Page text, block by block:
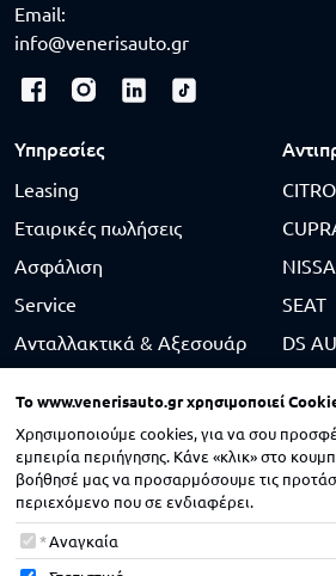
Email:
info@venerisauto.gr
Υπηρεσίες
Leasing
Εταιρικές πωλήσεις
Ασφάλιση
Service
Ανταλλακτικά & Αξεσουάρ
SEAT
DS
KGM
© 2026 VenerisAuto. All
Towww.venerisauto.grχρησιμοποιεί
Χρησιμοποιούμε cookies, για να σου
εμπειρία περιήγησης. Κάνε «κλικ» στο
βοήθησέ μας να προσαρμόσουμε τις
περιεχόμενο που σε ενδιαφέρει.
Towww.venerisauto.gr
Αναγκαία